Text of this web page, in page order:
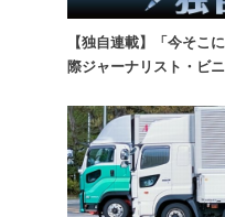
【独自連載】「今そ
際ジャーナリスト・ビ